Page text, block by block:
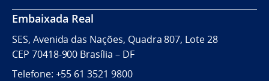
Embaixada Real
SES, Avenida das Nações, Quadra 807, Lote 28
CEP 70418-900 Brasília – DF
Telefone: +55 61 3521 9800